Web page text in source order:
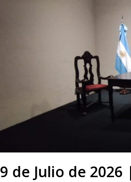
9 de Julio de